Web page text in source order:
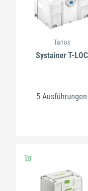
Tanos
Systainer T-LOC
5 Ausführungen